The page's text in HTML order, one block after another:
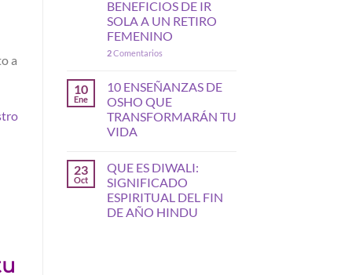
a
BENEFICIOS DE IR
SOLA A UN RETIRO
FEMENINO
2Comentarios
10
Ene
10 ENSEÑANZAS DE
OSHO QUE
TRANSFORMARÁN TU
VIDA
23
Oct
QUE ES DIWALI:
SIGNIFICADO
ESPIRITUAL DEL FIN
DE AÑO HINDU